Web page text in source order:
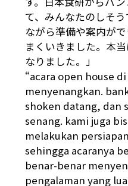
て、みんなたのしそ
ながら準備や案内が
まくいきました。本
なりました。」
“acara open house
menyenangkan.
shoken datang, dan
senang. kami juga
melakukan
sehingga acaranya
benar-benar
pengalaman yang